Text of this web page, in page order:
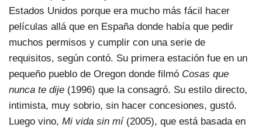
Estados Unidos porque era mucho más fácil hacer
películas allá que en España donde había que pedir
muchos permisos y cumplir con una serie de
requisitos, según contó. Su primera estación fue en un
pequeño pueblo de Oregon donde filmó Cosas que
nunca te dije (1996) que la consagró. Su estilo directo,
intimista, muy sobrio, sin hacer concesiones, gustó.
Luego vino, Mi vida sin mí(2005), que está basada en